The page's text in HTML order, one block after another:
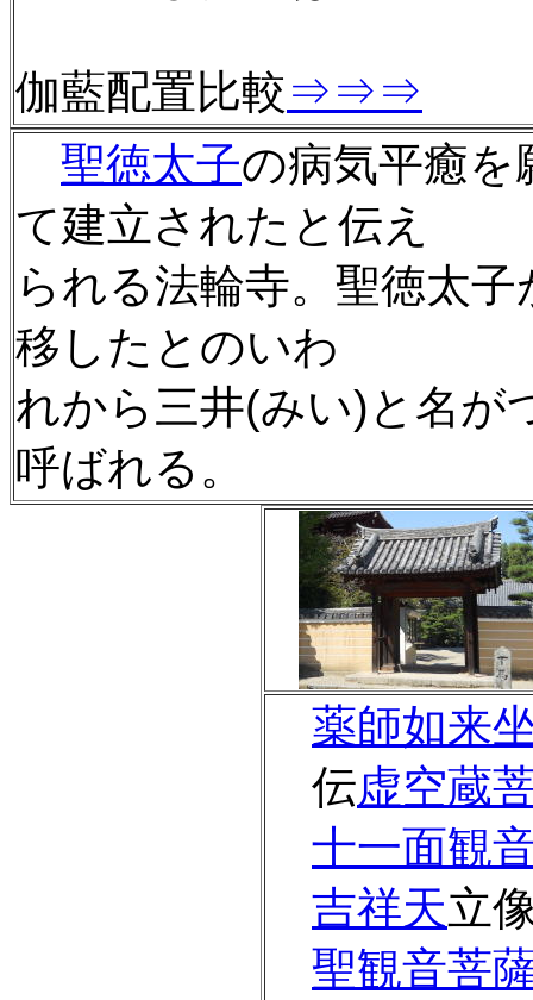
伽藍配置比較⇒⇒⇒
聖徳太子の病気平癒を
て建立されたと伝え
られる法輪寺。聖徳太
移したとのいわ
れから三井(みい)と名が
呼ばれる。
薬師如来
伝虚空蔵
十一面観
吉祥天立
聖観音菩